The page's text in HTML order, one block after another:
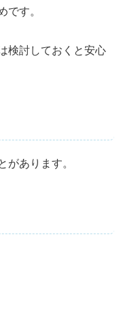
です。
検討しておくと安心
があります。